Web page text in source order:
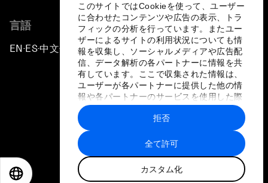
このサイトではCookieを使って、ユーザー
に合わせたコンテンツや広告の表示、トラ
フィックの分析を行っています。またユー
ザーによるサイトの利用状況についても情
報を収集し、ソーシャルメディアや広告配
信、データ解析の各パートナーに情報を共
有しています。ここで収集された情報は、
ユーザーが各パートナーに提供した他の情
報や各パートナーのサービスを使用した際
に収集された情報と組み合わされ、各パー
トナーによって使用されることがありま
す。
全て許可
カスタム化
拒否
言語
EN ▪ES▪中文▪ 日本語
プライバシーポリシーと利用規約
サイトマップ
©
世界経済フォーラム